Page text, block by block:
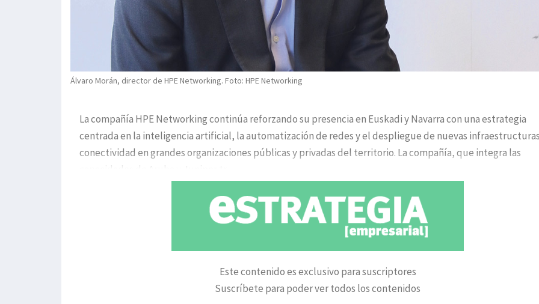
Álvaro Morán, director de HPE Networking. Foto: HPE Networking
La compañía HPE Networking continúa reforzando su presencia en Euskadi y Navarra con una estrategia
centrada en la inteligencia artificial, la automatización de redes y el despliegue de nuevas
conectividad en grandes organizaciones públicas y privadas del territorio. La compañía, que integra las
capacidades de Aruba y Juniper tr
Este contenido es exclusivo para suscriptores
Suscríbete para poder ver todos los contenidos